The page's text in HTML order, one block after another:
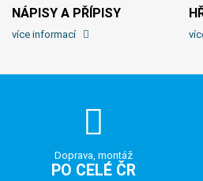
NÁPISY A PŘÍPISY
více informací
Doprava, montáž
PO CELÉ ČR